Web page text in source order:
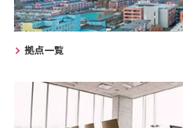
拠点一覧